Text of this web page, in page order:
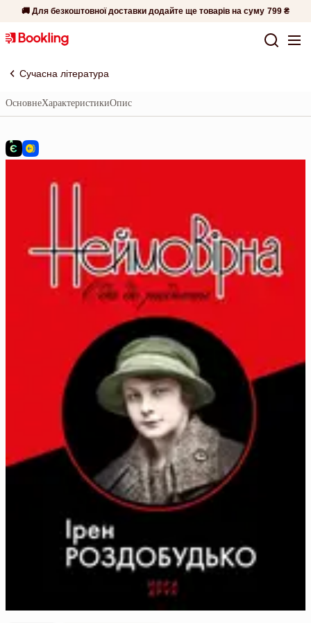
🚚 Для безкоштовної доставки додайте ще товарів на суму 799 ₴
Сучасна література
ОсновнеХарактеристикиОпис